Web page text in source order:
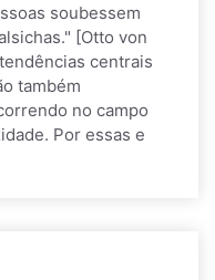
soubessem
[Otto von
centrais
também
no campo
Por essas e